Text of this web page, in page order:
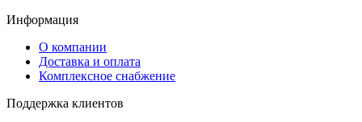
Информация
О компании
Доставка и оплата
Комплексное снабжение
Поддержка клиентов